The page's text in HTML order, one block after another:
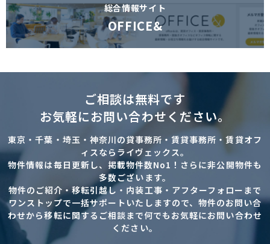
総合情報サイト
OFFICE&
ご相談は無料です
お気軽にお問い合わせください。
東京・千葉・埼玉・神奈川の貸事務所・賃貸事務所・賃貸オフ
ィスならライヴェックス。
物件情報は毎日更新し、掲載物件数No1！さらに非公開物件も
多数ございます。
物件のご紹介・移転引越し・内装工事・アフターフォローまで
ワンストップで一括サポートいたしますので、物件のお問い合
わせから移転に関するご相談まで何でもお気軽にお問い合わせ
ください。